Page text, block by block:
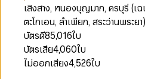
เสิงสาง, หนองบุญมาก, ครบุรี (เฉ
ตะโกเอน, ลำเพียก, สระว่านพระยา)
บัตรดี85,016ใบ
บัตรเสีย4,060ใบ
ไม่ออกเสียง4,526ใบ